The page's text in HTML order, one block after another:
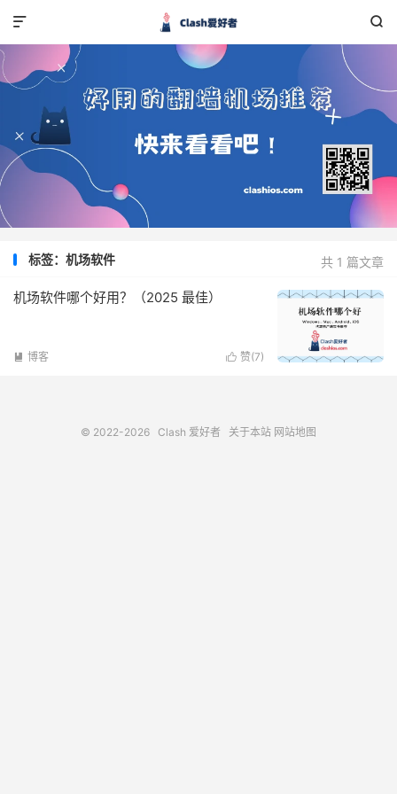


共 1 篇文章
标签：机场软件
机场软件哪个好用？（2025 最佳）
 赞(7)
 博客
© 2022-2026 Clash 爱好者 关于本站 网站地图